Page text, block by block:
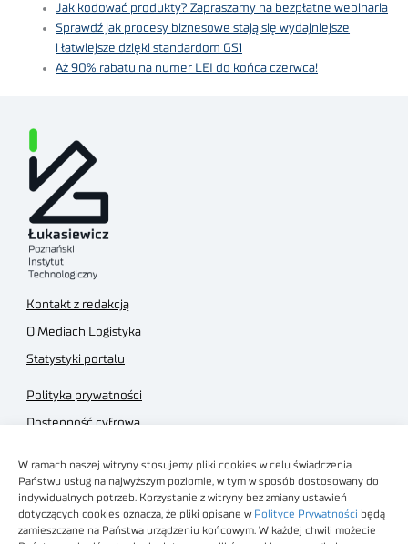
W ramach naszej witryny stosujemy pliki cookies w celu świadczenia
Państwu usług na najwyższym poziomie, w tym w sposób dostosowany do
indywidualnych potrzeb. Korzystanie z witryny bez zmiany ustawień
dotyczących cookies oznacza, że pliki opisane w Polityce Prywatności będą
zamieszczane na Państwa urządzeniu końcowym. W każdej chwili możecie
Jak kodować produkty? Zapraszamy na bezpłatne webinaria
Sprawdź jak procesy biznesowe stają się wydajniejsze
i łatwiejsze dzięki standardom GS1
Aż 90% rabatu na numer LEI do końca czerwca!
Kontakt z redakcją
O Mediach Logistyka
Statystyki portalu
Polityka prywatności
Dostępność cyfrowa
Regulamin sklepu